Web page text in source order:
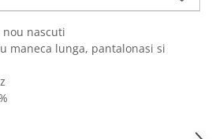
nascuti
maneca lunga, pantalonasi si